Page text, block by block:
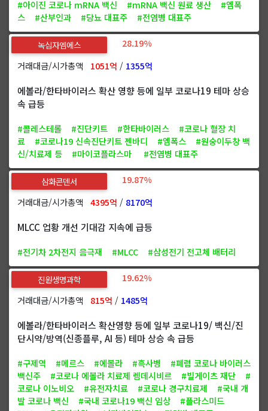
#아이진 코로나 mRNA 백신 #mRNA 백신 원료 생산
#엠폭
스
#산부인과 #당뇨 대표주 #전염병 대표주
녹십자엠에스
28.19%
거래대금/시가총액 1051억 / 1355억
에볼라/한타바이러스 확산 영향 등에 일부 코로나19 테마 상승
속 급등
#콜레스테롤 #진단키트 #한타바이러스
#코로나 혈장 치
료
#코로나19 신속진단키트 젠바디 #엠폭스
#원숭이두창 백
신/치료제 등
#마이코플라스마 #전염병 대표주
삼화콘덴서
19.87%
거래대금/시가총액 4395억 / 8170억
MLCC 업황 개선 기대감 지속에 급등
#전기차 2차전지 음극재 #MLCC #삼성전기 전고체 배터리
진원생명과학
19.62%
거래대금/시가총액 815억 / 1485억
에볼라/한타바이러스 확산영향 등에 일부 코로나19/ 백신/진
단시약/방역(신종플루, AI 등) 테마 상승 속 급등
#구제역 #메르스 #에볼라 #흑사병
#폐렴 코로나 바이러스
백신주
#코로나 에볼라 치료제 렘데시비르 #빌게이츠 재단
#
코로나 이노비오
#유전자치료 #코로나 경구치료제
#국내 개
발 코로나 백신
#국내 코로나19 백신 임상
#플라스미드